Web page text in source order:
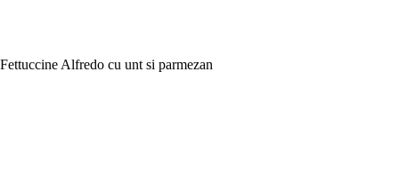
Fettuccine Alfredo cu unt si parmezan